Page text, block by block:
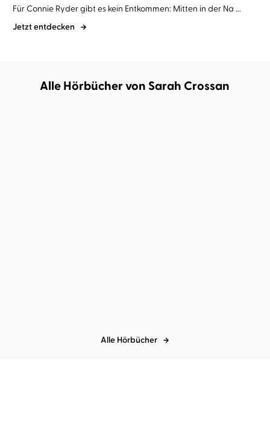
Für Connie Ryder gibt es kein Entkommen: Mitten in der Na ...
Jetzt entdecken
Alle Hörbücher von Sarah Crossan
Alle Hörbücher